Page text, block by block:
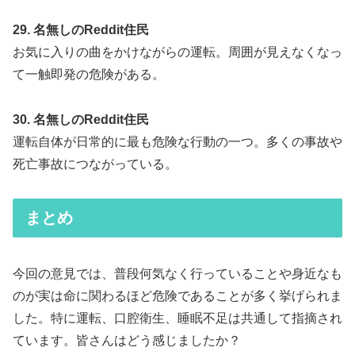
29. 名無しのReddit住民
お気に入りの曲をかけながらの運転。周囲が見えなくなっ
て一触即発の危険がある。
30. 名無しのReddit住民
運転自体が日常的に最も危険な行動の一つ。多くの事故や
死亡事故につながっている。
まとめ
今回の意見では、普段何気なく行っていることや身近なも
のが実は命に関わるほど危険であることが多く挙げられま
した。特に運転、口腔衛生、睡眠不足は共通して指摘され
ています。皆さんはどう感じましたか？